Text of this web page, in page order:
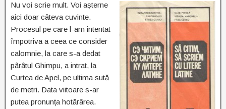
Nu voi scrie mult. Voi așterne
aici doar câteva cuvinte.
Procesul pe care l-am intentat
împotriva a ceea ce consider
calomnie, la care s-a dedat
pârâtul Ghimpu, a intrat, la
Curtea de Apel, pe ultima sută
de metri. Data viitoare s-ar
putea pronunța hotărârea.